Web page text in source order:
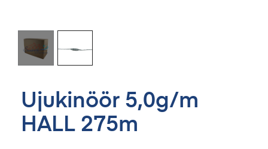
Ujukinöör 5,0g/m
HALL 275m